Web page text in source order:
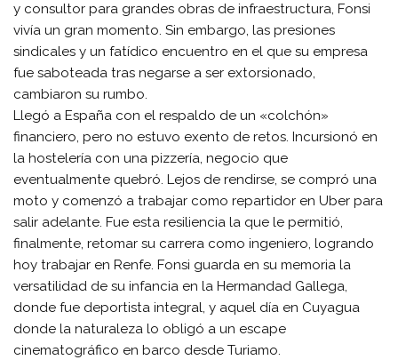
y consultor para grandes obras de infraestructura, Fonsi
vivía un gran momento. Sin embargo, las presiones
sindicales y un fatídico encuentro en el que su empresa
fue saboteada tras negarse a ser extorsionado,
cambiaron su rumbo.
​Llegó a España con el respaldo de un «colchón»
financiero, pero no estuvo exento de retos. Incursionó en
la hostelería con una pizzería, negocio que
eventualmente quebró. Lejos de rendirse, se compró una
moto y comenzó a trabajar como repartidor en Uber para
salir adelante. Fue esta resiliencia la que le permitió,
finalmente, retomar su carrera como ingeniero, logrando
hoy trabajar en Renfe. Fonsi guarda en su memoria la
versatilidad de su infancia en la Hermandad Gallega,
donde fue deportista integral, y aquel día en Cuyagua
donde la naturaleza lo obligó a un escape
cinematográfico en barco desde Turiamo.